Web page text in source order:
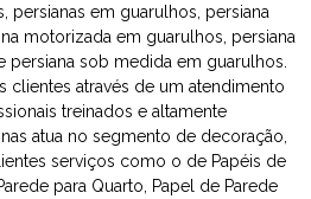
persianas em guarulhos, persiana
motorizada em guarulhos, persiana
sob medida em guarulhos.
clientes através de um atendimento
treinados e altamente
atua no segmento de decoração,
serviços como o de Papéis de
para Quarto, Papel de Parede